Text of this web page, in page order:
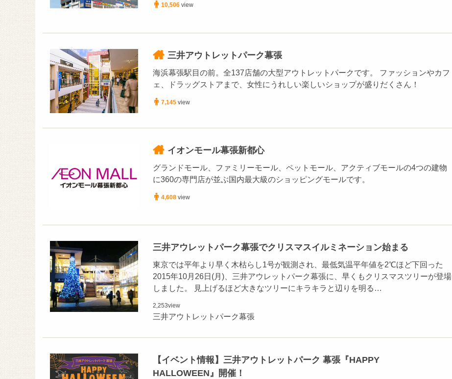
10,506 view
三井アウトレットパーク幕張
海浜幕張駅目の前。全137店舗の大型アウトレットパークです。 ファッションやカフ
ェ、ドラッグストアまで、女性にうれしい楽しいショップが盛りだくさん！
7,145 view
イオンモール幕張新都心
グランドモール、ファミリーモール、ペットモール、アクティブモールの4つの建物
に360の専門店が並ぶ国内最大級のショッピングモールです。
4,608 view
三井アウレットパーク幕張でクリスマスイルミネーション始まる
東京では平年より早く木枯らし1号が観測され、最低気温平年値を2℃ほど下回った
2015年10月26日(月)、三井アウレットパーク幕張に、早くもクリスマスツリーが登場
しました。 見上げるほど大きなツリーにキラキラと辺りを明る…
2,253view
三井アウトレットパーク幕張
【イベント情報】三井アウトレットパーク 幕張『HAPPY
HALLOWEEN』開催！